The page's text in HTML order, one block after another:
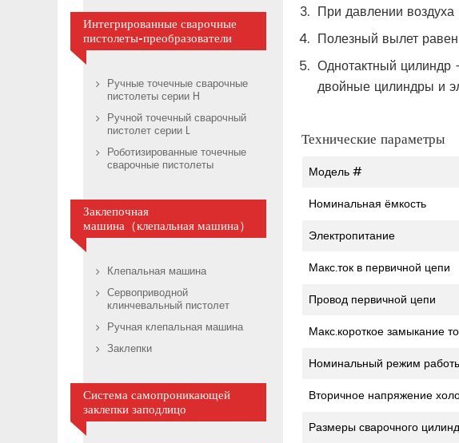
При давлении
Полезный вылет
Однотактный цилиндр
двойные цилиндры и
Технические параметры
Модель #
Номинальная ёмкость
Электропитание
Макс.ток в первичной цепи
Провод первичной цепи
Макс.короткое замыкание
Номинальный режим
Вторичное напряжение
Размеры сварочного
Интегрированные сварочные
пистолеты-преобразователи
Ручные точечные сварочные
пистолеты серии H
Ручной точечный сварочный
пистолет серии L
Роботизированные точечные
сварочные пистолеты
Заклепочная
машина（клепальная машина）
Клепальная машина
Сервоприводной
клинчевальный пистолет
Ручная клепальная машина
Заклепки
Система самопроникающей
заклепки заподлицо